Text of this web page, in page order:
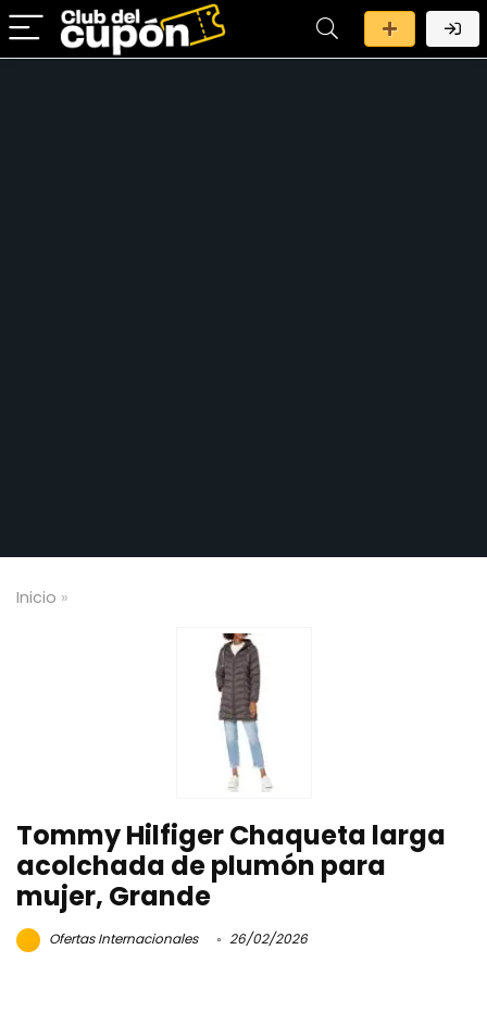
Inicio »
Tommy Hilfiger Chaqueta larga
acolchada de plumón para
mujer, Grande
Ofertas Internacionales 26/02/2026